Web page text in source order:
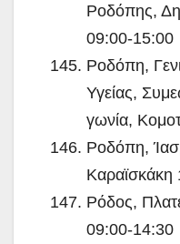
Ροδόπης,
09:00-15:00
Ροδόπη,
Υγείας,
γωνία,
Ροδόπη,
Ρόδος,
09:00-14:30